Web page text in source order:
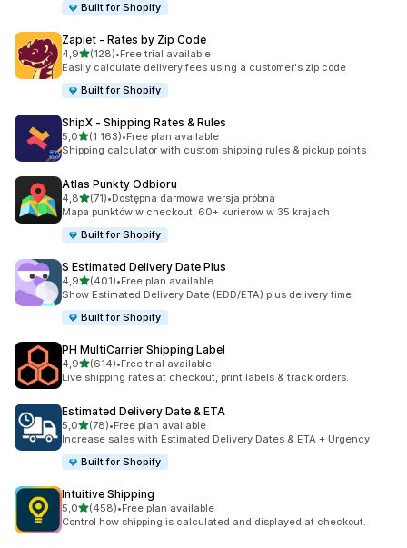
Built for Shopify
Zapiet ‑ Rates by Zip Code
4,9na 5 gwiazdek
(128)
Łączna liczba recenzji: 128
•Free trial available
Easily calculate delivery fees using a customer's zip code
Built for Shopify
ShipX ‑ Shipping Rates & Rules
5,0na 5 gwiazdek
(1 163)
Łączna liczba recenzji: 1163
•Free plan available
Shipping calculator with custom shipping rules & pickup points
Atlas Punkty Odbioru
4,8na 5 gwiazdek
(71)
Łączna liczba recenzji: 71
•Dostępna darmowa wersja próbna
Mapa punktów w checkout, 60+ kurierów w 35 krajach
Built for Shopify
S Estimated Delivery Date Plus
4,9na 5 gwiazdek
(401)
Łączna liczba recenzji: 401
•Free plan available
Show Estimated Delivery Date (EDD/ETA) plus delivery time
Built for Shopify
PH MultiCarrier Shipping Label
4,9na 5 gwiazdek
(614)
Łączna liczba recenzji: 614
•Free trial available
Live shipping rates at checkout, print labels & track orders.
Estimated Delivery Date & ETA
5,0na 5 gwiazdek
(78)
Łączna liczba recenzji: 78
•Free plan available
Increase sales with Estimated Delivery Dates & ETA + Urgency
Built for Shopify
Intuitive Shipping
5,0na 5 gwiazdek
(458)
Łączna liczba recenzji: 458
•Free plan available
Control how shipping is calculated and displayed at checkout.